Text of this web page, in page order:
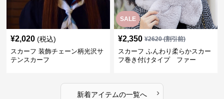
¥2,020 (税込)
スカーフ 装飾チェーン柄光沢サ
テンスカーフ
SALE
¥2,350 ¥2620(割引前)
スカーフ ふんわり柔らかスカー
フ巻き付けタイプ ファー
新着アイテムの一覧へ ›